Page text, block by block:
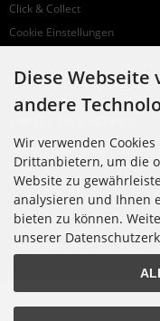
Click & Collect
Cookie Einstellungen
SUPPORTHOTLINE
Zu laufenden Aufträgen
Montag, Dienstag,
Mittwoch: 10:00 - 18:00 Uhr
* Kosten: normaler Ortstarif DE,
Ausland fallen die jeweils
können abweichen.
Alle Preise inkl. gesetzl.
Diese Webseite
andere
Wir verwenden
Drittanbietern, um die
Website zu
analysieren und Ihnen
bieten zu können.
unserer